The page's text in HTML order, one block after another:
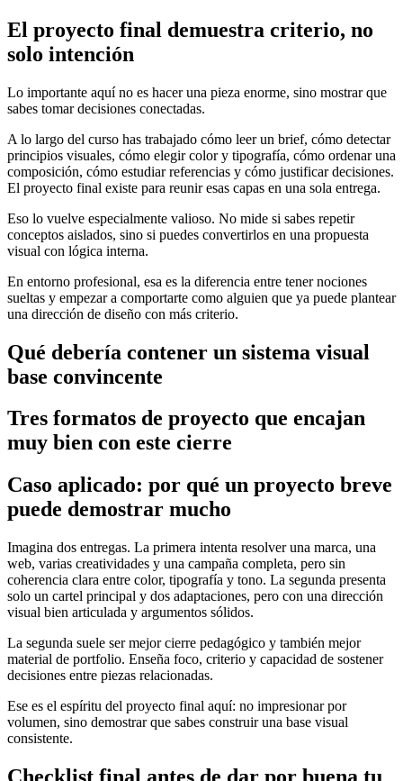
El proyecto final demuestra criterio, no
solo intención
Lo importante aquí no es hacer una pieza enorme, sino mostrar que
sabes tomar decisiones conectadas.
A lo largo del curso has trabajado cómo leer un brief, cómo detectar
principios visuales, cómo elegir color y tipografía, cómo ordenar una
composición, cómo estudiar referencias y cómo justificar decisiones.
El proyecto final existe para reunir esas capas en una sola entrega.
Eso lo vuelve especialmente valioso. No mide si sabes repetir
conceptos aislados, sino si puedes convertirlos en una propuesta
visual con lógica interna.
En entorno profesional, esa es la diferencia entre tener nociones
sueltas y empezar a comportarte como alguien que ya puede plantear
una dirección de diseño con más criterio.
Qué debería contener un sistema visual
base convincente
Tres formatos de proyecto que encajan
muy bien con este cierre
Caso aplicado: por qué un proyecto breve
puede demostrar mucho
Imagina dos entregas. La primera intenta resolver una marca, una
web, varias creatividades y una campaña completa, pero sin
coherencia clara entre color, tipografía y tono. La segunda presenta
solo un cartel principal y dos adaptaciones, pero con una dirección
visual bien articulada y argumentos sólidos.
La segunda suele ser mejor cierre pedagógico y también mejor
material de portfolio. Enseña foco, criterio y capacidad de sostener
decisiones entre piezas relacionadas.
Ese es el espíritu del proyecto final aquí: no impresionar por
volumen, sino demostrar que sabes construir una base visual
consistente.